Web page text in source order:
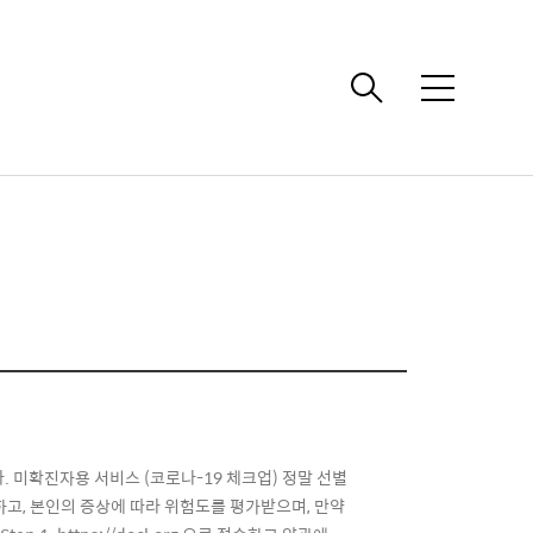
메
미확진자용 서비스 (코로나-19 체크업) 정말 선별
, 본인의 증상에 따라 위험도를 평가받으며, 만약